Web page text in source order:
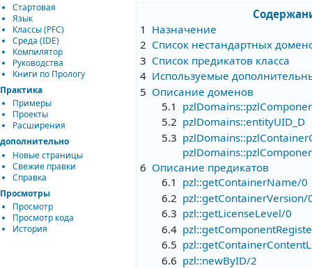
1 Назначение
2 Список нестандартных
3 Список предикатов класса
4 Используемые
5 Описание доменов
5.1
5.2 pzlDomains::entityUID_D
5.3
6 Описание предикатов
6.1 pzl::getContainerName/0
6.2 pzl::getContainerVersion/
6.3 pzl::getLicenseLevel/0
6.4
6.5
6.6 pzl::newByID/2
Стартовая
Язык
Классы (PFC)
Среда (IDE)
Компилятор
Руководства
Книги по Прологу
Практика
Примеры
Проекты
Расширения
дополнительно
Новые страницы
Свежие правки
Справка
Просмотры
Просмотр
Просмотр кода
История